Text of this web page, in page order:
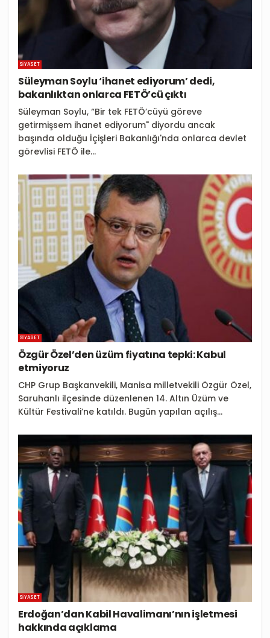
SIYASET
Süleyman Soylu ‘ihanet ediyorum’ dedi,
bakanlıktan onlarca FETÖ’cü çıktı
Süleyman Soylu, “Bir tek FETÖ’cüyü göreve
getirmişsem ihanet ediyorum" diyordu ancak
başında olduğu İçişleri Bakanlığı'nda onlarca devlet
görevlisi FETÖ ile...
SIYASET
Özgür Özel’den üzüm fiyatına tepki: Kabul
etmiyoruz
CHP Grup Başkanvekili, Manisa milletvekili Özgür Özel,
Saruhanlı ilçesinde düzenlenen 14. Altın Üzüm ve
Kültür Festivali’ne katıldı. Bugün yapılan açılış...
SIYASET
Erdoğan’dan Kabil Havalimanı’nın işletmesi
hakkında açıklama